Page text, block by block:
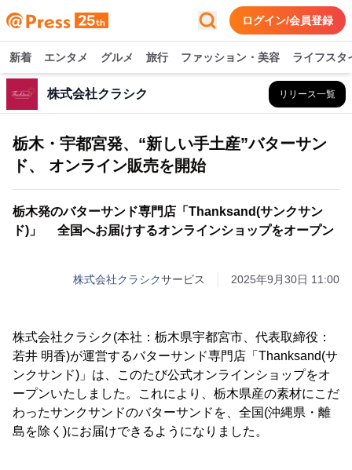
ログイン/会員登録
新着 エンタメ グルメ 旅行 ファッション・美容 ライフスタ
株式会社クラシク リリース一覧
栃木・宇都宮発、“新しい手土産”バターサン
ド、 オンライン販売を開始
栃木発のバターサンド専門店「Thanksand(サンクサン
ド)」 全国へお届けするオンラインショップをオープン
株式会社クラシクサービス 2025年9月30日 11:00
株式会社クラシク(本社：栃木県宇都宮市、代表取締役：
若井 明香)が運営するバターサンド専門店「Thanksand(サ
ンクサンド)」は、このたび公式オンラインショップをオ
ープンいたしました。これにより、栃木県産の素材にこだ
わったサンクサンドのバターサンドを、全国(沖縄県・離
島を除く)にお届けできるようになりました。